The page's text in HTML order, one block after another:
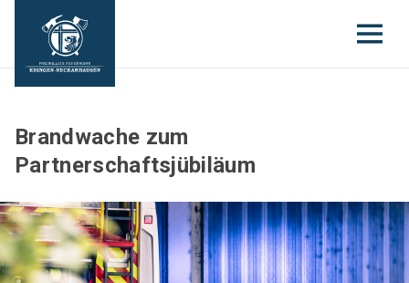
Brandwache zum
Partnerschaftsjübiläum